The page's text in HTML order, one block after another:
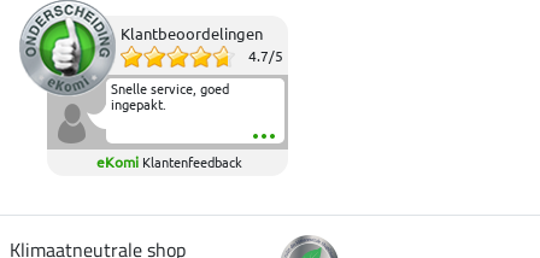
Klantbeoordelingen
4.7/5
Snelle service, goed
ingepakt.
eKomi Klantenfeedback
Klimaatneutrale shop